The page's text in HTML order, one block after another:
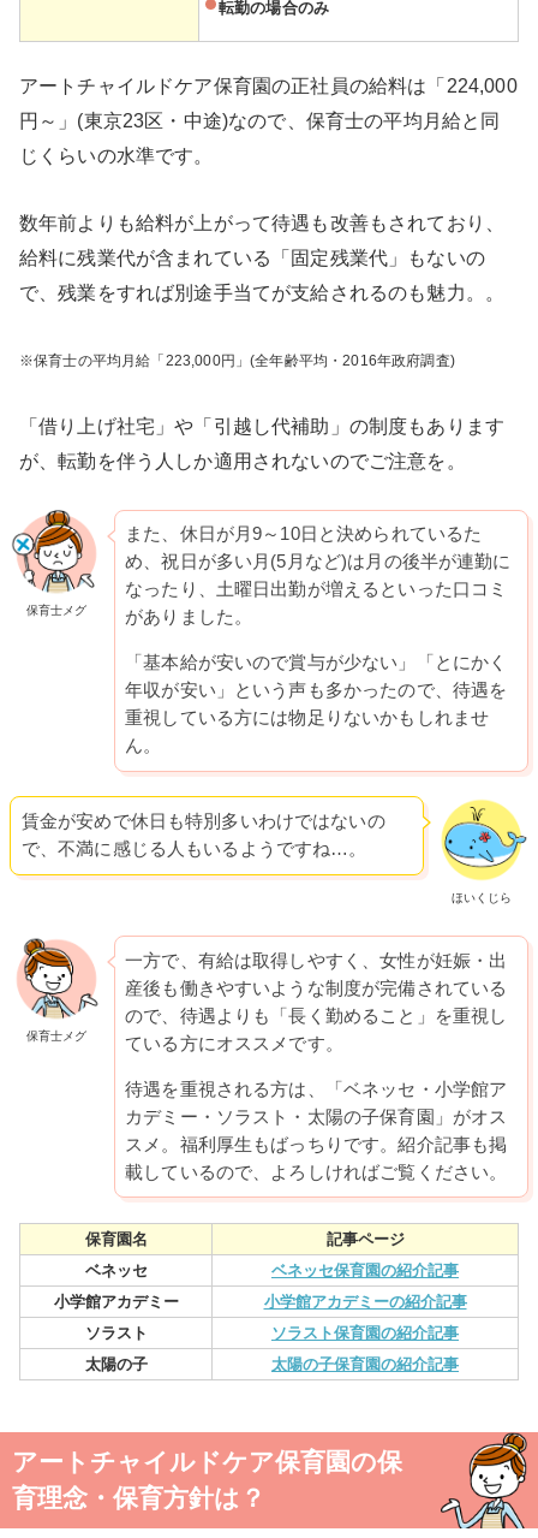
転勤の場合のみ
アートチャイルドケア保育園の正社員の給料は「224,000
円～」(東京23区・中途)なので、保育士の平均月給と同
じくらいの水準です。
数年前よりも給料が上がって待遇も改善もされており、
給料に残業代が含まれている「固定残業代」もないの
で、残業をすれば別途手当てが支給されるのも魅力。。
※保育士の平均月給「223,000円」(全年齢平均・2016年政府調査)
「借り上げ社宅」や「引越し代補助」の制度もあります
が、転勤を伴う人しか適用されないのでご注意を。
保育士メグ
また、休日が月9～10日と決められているた
め、祝日が多い月(5月など)は月の後半が連勤に
なったり、土曜日出勤が増えるといった口コミ
がありました。
「基本給が安いので賞与が少ない」「とにかく
年収が安い」という声も多かったので、待遇を
重視している方には物足りないかもしれませ
ん。
ほいくじら
賃金が安めで休日も特別多いわけではないの
で、不満に感じる人もいるようですね…。
保育士メグ
一方で、有給は取得しやすく、女性が妊娠・出
産後も働きやすいような制度が完備されている
ので、待遇よりも「長く勤めること」を重視し
ている方にオススメです。
待遇を重視される方は、「ベネッセ・小学館ア
カデミー・ソラスト・太陽の子保育園」がオス
スメ。福利厚生もばっちりです。紹介記事も掲
載しているので、よろしければご覧ください。
保育園名
記事ページ
ベネッセ
ベネッセ保育園の紹介記事
小学館アカデミー
小学館アカデミーの紹介記事
ソラスト
ソラスト保育園の紹介記事
太陽の子
太陽の子保育園の紹介記事
アートチャイルドケア保育園の保
育理念・保育方針は？